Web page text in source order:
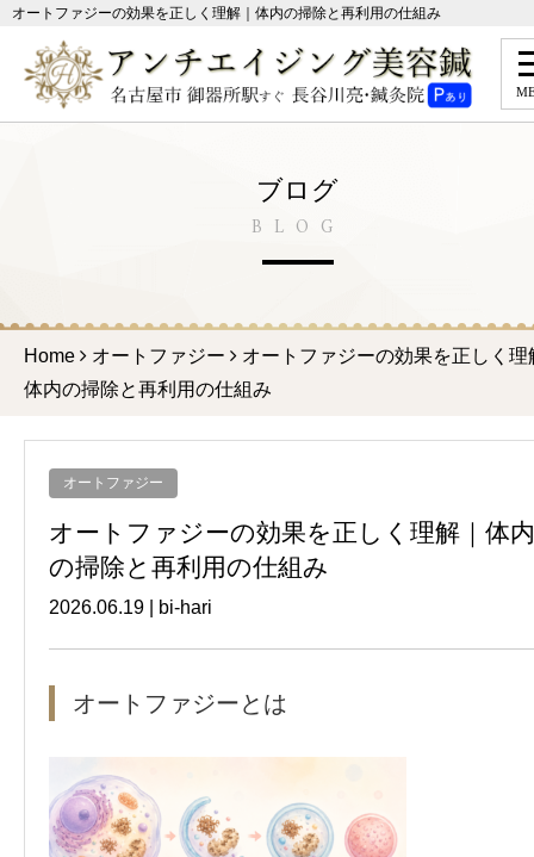
オートファジーの効果を正しく理解｜体内の掃除と再利用の仕組み
ブログ
BLOG
Home オートファジー
オートファジーの効果を正しく理
体内の掃除と再利用の仕組み
オートファジー
オートファジーの効果を正しく理解｜体内
の掃除と再利用の仕組み
2026.06.19 bi-hari
オートファジーとは